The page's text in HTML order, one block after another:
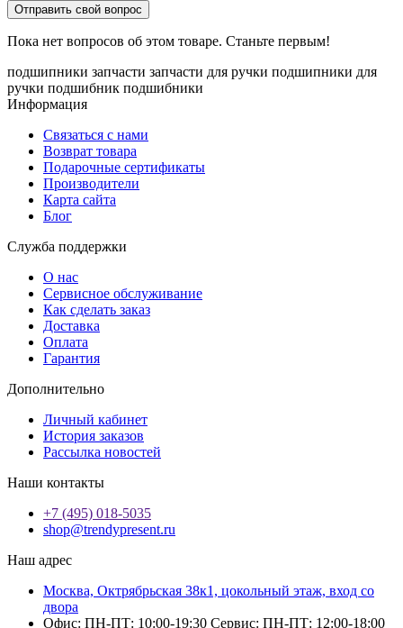
Отправить свой вопрос
Пока нет вопросов об этом товаре. Станьте первым!
подшипники запчасти запчасти для ручки подшипники для
ручки подшибник подшибники
Информация
Связаться с нами
Возврат товара
Подарочные сертификаты
Производители
Карта сайта
Блог
Служба поддержки
О нас
Сервисное обслуживание
Как сделать заказ
Доставка
Оплата
Гарантия
Дополнительно
Личный кабинет
История заказов
Рассылка новостей
Наши контакты
+7 (495) 018-5035
shop@trendypresent.ru
Наш адрес
Москва, Октрябрьская 38к1, цокольный этаж, вход со
двора
Офис: ПН-ПТ: 10:00-19:30 Сервис: ПН-ПТ: 12:00-18:00